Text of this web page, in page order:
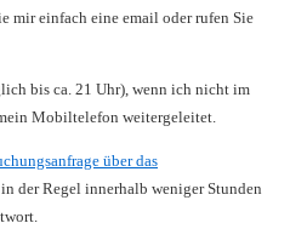
mir einfach eine email oder rufen Sie
bis ca. 21 Uhr), wenn ich nicht im
Mobiltelefon weitergeleitet.
über das
der Regel innerhalb weniger Stunden